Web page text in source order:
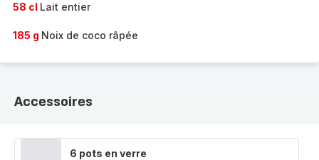
58 cl Lait entier
185 g Noix de coco râpée
Accessoires
6 pots en verre